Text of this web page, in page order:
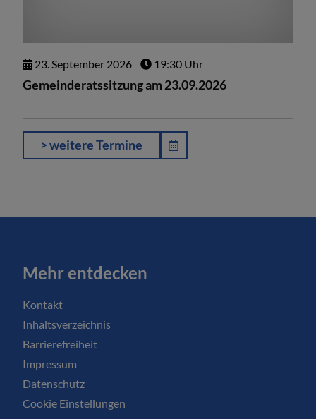
23.September 2026 19:30 Uhr
Gemeinderatssitzung am 23.09.2026
> weitere Termine
Mehr entdecken
Kontakt
Inhaltsverzeichnis
Barrierefreiheit
Impressum
Datenschutz
Cookie Einstellungen